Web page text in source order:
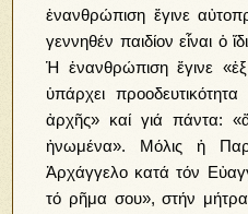
ἐνανθρώπιση ἔγινε
γεννηθέν παιδίον εἶναι ὁ
Ἡ ἐνανθρώπιση ἔγινε
ὑπάρχει
ἀρχῆς» καί γιά πάντα:
ἠνωμένα». Μόλις ἡ
Ἀρχάγγελο κατά τόν
τό ρῆμα σου», στήν